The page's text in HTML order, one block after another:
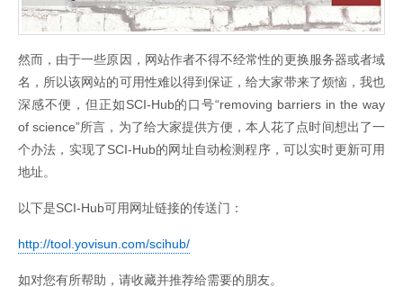
然而，由于一些原因，网站作者不得不经常性的更换服务器或者域
名，所以该网站的可用性难以得到保证，给大家带来了烦恼，我也
深感不便，但正如SCI-Hub的口号“removing barriers in the way
of science”所言，为了给大家提供方便，本人花了点时间想出了一
个办法，实现了SCI-Hub的网址自动检测程序，可以实时更新可用
地址。
以下是SCI-Hub可用网址链接的传送门：
http://tool.yovisun.com/scihub/
如对您有所帮助，请收藏并推荐给需要的朋友。